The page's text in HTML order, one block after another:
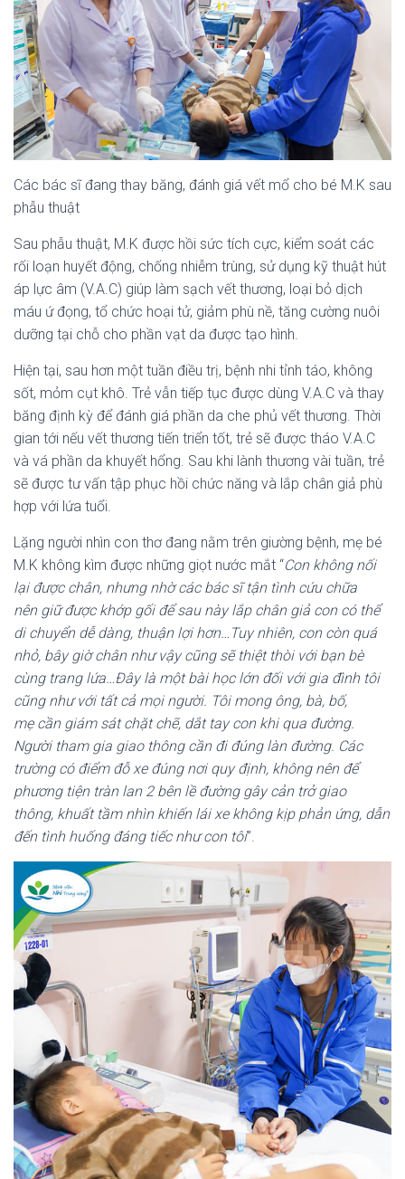
Các bác sĩ đang thay băng, đánh giá vết mổ cho bé M.K sau
phẫu thuật
Sau phẫu thuật, M.K được hồi sức tích cực, kiểm soát các
rối loạn huyết động, chống nhiễm trùng, sử dụng kỹ thuật hút
áp lực âm (V.A.C) giúp làm sạch vết thương, loại bỏ dịch
máu ứ đọng, tổ chức hoại tử, giảm phù nề, tăng cường nuôi
dưỡng tại chỗ cho phần vạt da được tạo hình.
Hiện tại, sau hơn một tuần điều trị, bệnh nhi tỉnh táo, không
sốt, mỏm cụt khô. Trẻ vẫn tiếp tục được dùng V.A.C và thay
băng định kỳ để đánh giá phần da che phủ vết thương. Thời
gian tới nếu vết thương tiến triển tốt, trẻ sẽ được tháo V.A.C
và vá phần da khuyết hổng. Sau khi lành thương vài tuần, trẻ
sẽ được tư vấn tập phục hồi chức năng và lắp chân giả phù
hợp với lứa tuổi.
Lặng người nhìn con thơ đang nằm trên giường bệnh, mẹ bé
M.K không kìm được những giọt nước mắt “Con không nối
lại được chân, nhưngnhờ các bác sĩ tận tình cứu chữa
nên giữ được khớp gối để sau này lắp chân giả con có thể
di chuyển dễ dàng, thuận lợi hơn…Tuy nhiên, con còn quá
nhỏ, bây giờ chân như vậy cũng sẽ thiệt thòi với bạn bè
cùng trang lứa…Đây là một bài học lớn đối với gia đình tôi
cũng như với tất cả mọi người. Tôi mong ông, bà, bố,
mẹcần giám sát chặt chẽ, dắt tay con khi qua đường.
Người tham gia giao thông cần đi đúng làn đường. Các
trường có điểm đỗxe đúng nơi quy định, khôngnên để
phươngtiện tràn lan2 bênlề đường gây cản trở giao
thông, khuất tầm nhìn khiến lái xe không kịp phản ứng, dẫn
đến tình huống đáng tiếc như contôi”.